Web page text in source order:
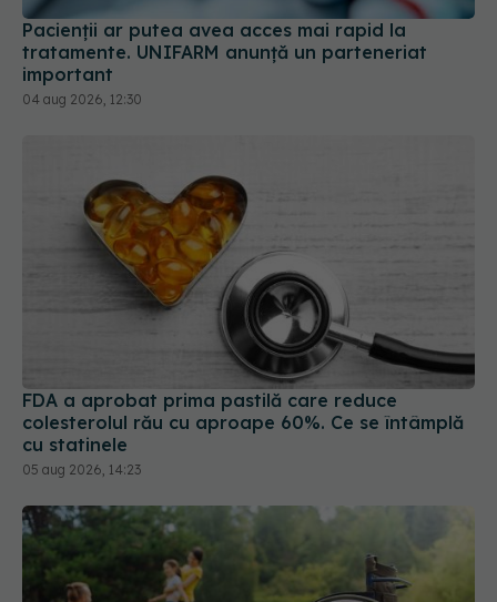
Pacienții ar putea avea acces mai rapid la
tratamente. UNIFARM anunță un parteneriat
important
04 aug 2026, 12:30
FDA a aprobat prima pastilă care reduce
colesterolul rău cu aproape 60%. Ce se întâmplă
cu statinele
05 aug 2026, 14:23